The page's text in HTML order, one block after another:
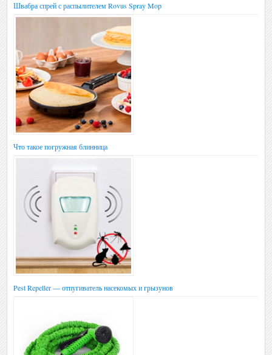
Швабра спрей с распылителем Rovus Spray Mop
Что такое погружная блинница
Pest Repeller — отпугиватель насекомых и грызунов